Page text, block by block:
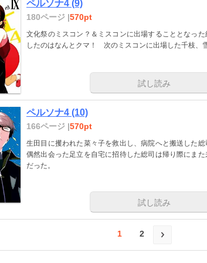
ペルソナ4 (9)
180ページ |570pt
文化祭のミスコン？＆ミスコンに出場することとなっ
したのはなんとクマ！ 次のミスコンに出場した千枝、
試し読み
ペルソナ4 (10)
166ページ |570pt
生田目に攫われた菜々子を救出し、病院へと搬送した
偶然出会った足立を自宅に招待した総司は帰り際にま
だった。
試し読み
1 2